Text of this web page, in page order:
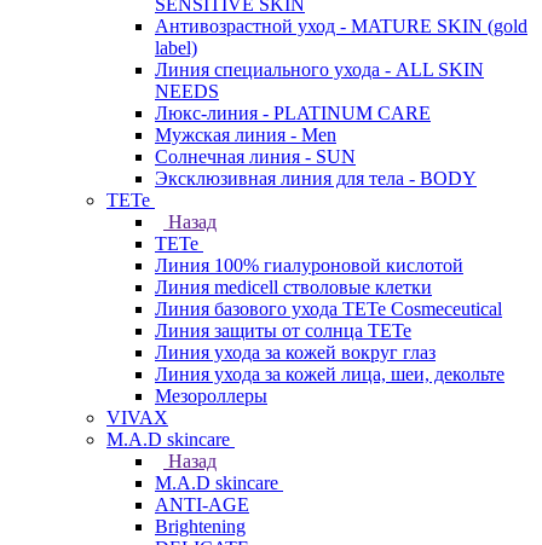
SENSITIVE SKIN
Антивозрастной уход - MATURE SKIN (gold
label)
Линия специального ухода - ALL SKIN
NEEDS
Люкс-линия - PLATINUM CARE
Мужская линия - Men
Солнечная линия - SUN
Эксклюзивная линия для тела - BODY
TETe
Назад
TETe
Линия 100% гиалуроновой кислотой
Линия medicell стволовые клетки
Линия базового ухода TETe Cosmeceutical
Линия защиты от солнца TETe
Линия ухода за кожей вокруг глаз
Линия ухода за кожей лица, шеи, декольте
Мезороллеры
VIVAX
M.A.D skincare
Назад
M.A.D skincare
ANTI-AGE
Brightening